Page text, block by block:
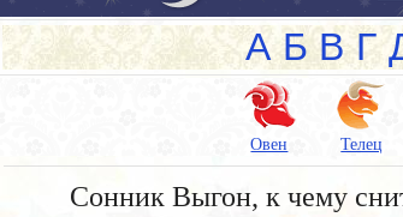
А Б В Г
Овен Телец
Сонник Выгон, к чему